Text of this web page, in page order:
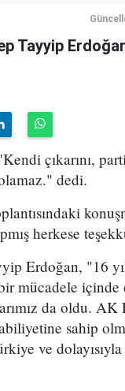
Tayyip
çıkarını,
dedi.
herkese
Erdoğan, "16
mücadele
da oldu.
sahip
ve